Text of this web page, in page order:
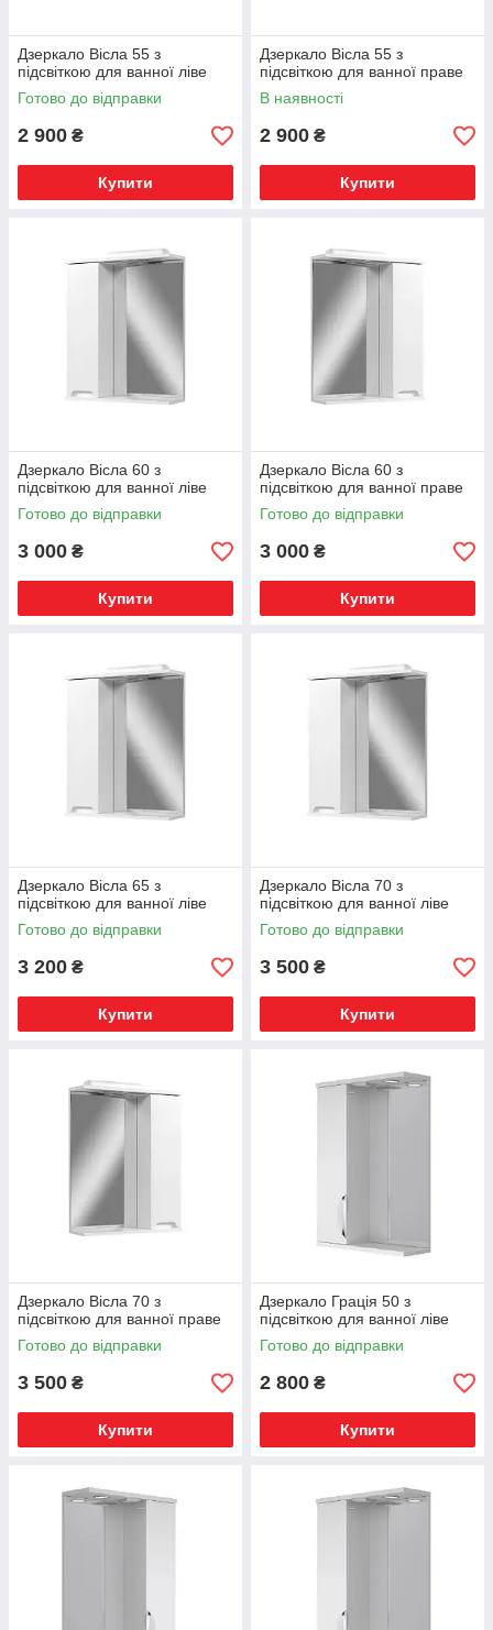
Дзеркало Вісла 55 з
підсвіткою для ванної ліве
Готово до відправки
2 900 ₴
Купити
Дзеркало Вісла 55 з
підсвіткою для ванної праве
В наявності
2 900 ₴
Купити
Дзеркало Вісла 60 з
підсвіткою для ванної ліве
Готово до відправки
3 000 ₴
Купити
Дзеркало Вісла 60 з
підсвіткою для ванної праве
Готово до відправки
3 000 ₴
Купити
Дзеркало Вісла 65 з
підсвіткою для ванної ліве
Готово до відправки
3 200 ₴
Купити
Дзеркало Вісла 70 з
підсвіткою для ванної ліве
Готово до відправки
3 500 ₴
Купити
Дзеркало Вісла 70 з
підсвіткою для ванної праве
Готово до відправки
3 500 ₴
Купити
Дзеркало Грація 50 з
підсвіткою для ванної ліве
Готово до відправки
2 800 ₴
Купити